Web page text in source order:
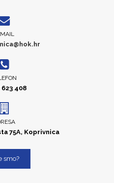
408
75A, Koprivnica
smo?